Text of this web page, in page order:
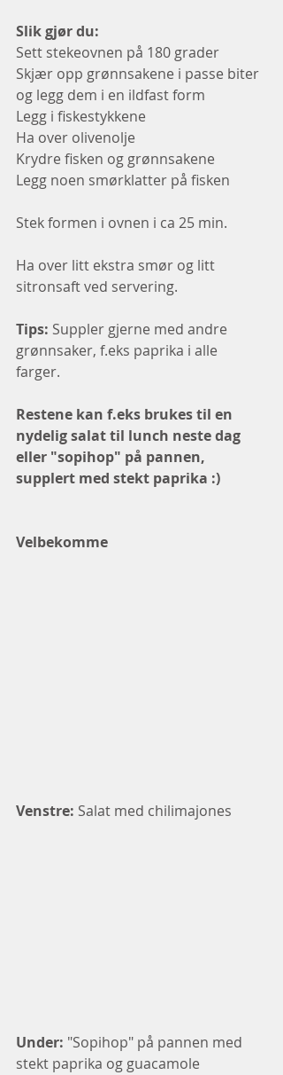
Slik gjør du:
Sett stekeovnen på 180 grader
Skjær opp grønnsakene i passe biter
og legg dem i en ildfast form
Legg i fiskestykkene
Ha over olivenolje
Krydre fisken og grønnsakene
Legg noen smørklatter på fisken
Stek formen i ovnen i ca 25 min.
Ha over litt ekstra smør og litt
sitronsaft ved servering.
Tips: Suppler gjerne med andre
grønnsaker, f.eks paprika i alle
farger.
Restene kan f.eks brukes til en
nydelig salat til lunch neste dag
eller "sopihop" på pannen,
supplert med stekt paprika :)
Velbekomme
Venstre: Salat med chilimajones
Under: "Sopihop" på pannen med
stekt paprika og guacamole